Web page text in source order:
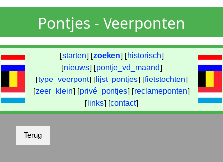
Pontjes - Veerponten
[starten] [zoeken] [ historisch]
[nieuws] [pontje_vd_maand]
[type_veerpont] [ lijst_pontjes] [fietstochten]
[zeer_klein] [privé_pontjes] [reclameponten]
[ links] [contact]